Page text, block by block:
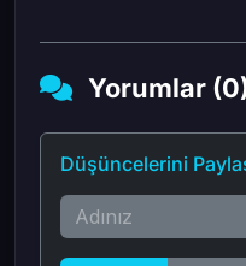
Yorumlar
Düşüncelerini